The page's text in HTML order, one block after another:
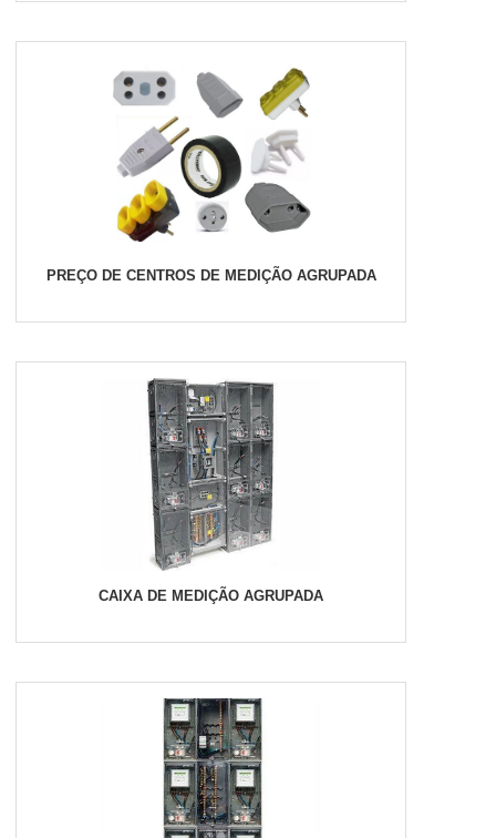
PREÇO DE CENTROS DE MEDIÇÃO AGRUPADA
CAIXA DE MEDIÇÃO AGRUPADA